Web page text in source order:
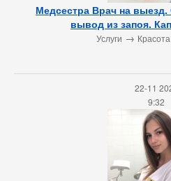
Медсестра Врач на выезд.
вывод из запоя.
Услуги →
22-11
9:32